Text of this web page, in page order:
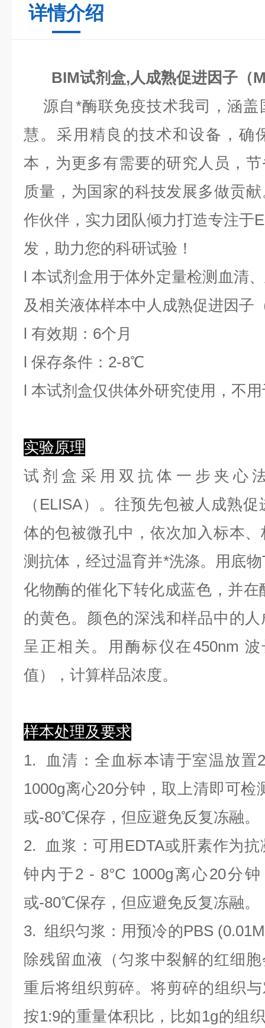
详情介绍
BIM试剂盒,人成熟促进因子（
源自*酶联免疫技术我司，涵盖
慧。采用精良的技术和设备，确
本，为更多有需要的研究人员，
质量，为国家的科技发展多做贡
作伙伴，实力团队倾力打造专注于
发，助力您的科研试验！
l本试剂盒用于体外定量检测血清
及相关液体样本中 人成熟促进因子
l 有效期：6个月
l 保存条件： 2-8℃
l 本试剂盒仅供体外研究使用，不
实验原理
试剂盒采用双抗体一步夹心
（ELISA）。往预先包被人成熟
体的包被微孔中，依次加入标本
测抗体，经过温育并*洗涤。用底
化物酶的催化下转化成蓝色，并
的黄色。颜色的深浅和样品中的
呈正相关。用酶标仪在450nm
值），计算样品浓度。
样本处理及要求
1.
血清 ：全血标本请于室温放
1000g离心20分钟，取上清即可
或-80℃保存，但应避免反复冻融。
2.
血浆 ：可用EDTA或肝素作为
钟内于2 - 8°C 1000g离心20分
或-80℃保存，但应避免反复冻融。
3.组织匀浆 ：用预冷的PBS
除残留血液（匀浆中裂解的红细
重后将组织剪碎。将剪碎的组织
按1:9的重量体积比，比如1g的组